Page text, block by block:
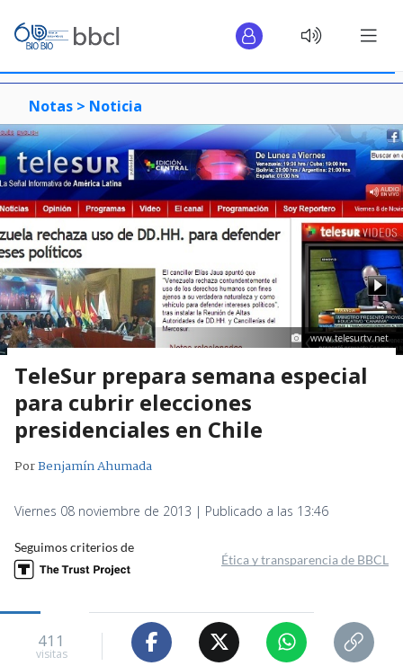
Notas > Noticia
www.telesurtv.net
TeleSur prepara semana especial
para cubrir elecciones
presidenciales en Chile
PorBenjamín Ahumada
Viernes 08 noviembre de 2013 | Publicado a las 13:46
Seguimos criterios de
Ética y transparencia de BBCL
411
visitas